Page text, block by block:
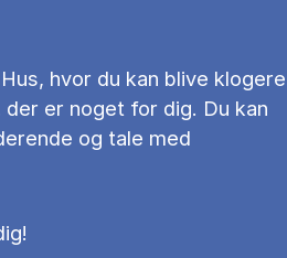
hvor du kan blive klogere
der er noget for dig. Du kan
og tale med